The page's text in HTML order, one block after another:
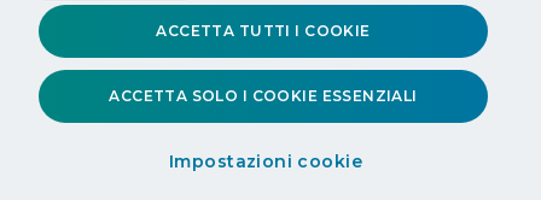
Impostazioni cookie
ACCETTA SOLO I COOKIE ESSENZIALI
ACCETTA TUTTI I COOKIE